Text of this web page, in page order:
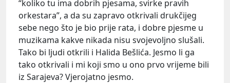
“koliko tu ima dobrih pjesama, svirke pravih
orkestara”, a da su zapravo otkrivali drukčijeg
sebe nego što je bio prije rata, i dobre pjesme u
muzikama kakve nikada nisu svojevoljno slušali.
Tako bi ljudi otkrili i Halida Bešlića. Jesmo li ga
tako otkrivali i mi koji smo u ono prvo vrijeme bili
iz Sarajeva? Vjerojatno jesmo.